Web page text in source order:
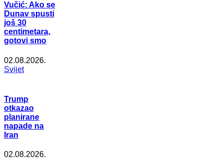
Vučić: Ako se
Dunav spusti
još 30
centimetara,
gotovi smo
02.08.2026.
Svijet
Trump
otkazao
planirane
napade na
Iran
02.08.2026.